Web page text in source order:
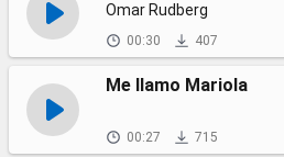
Omar Rudberg
00:30 407
Me llamo Mariola
00:27 715